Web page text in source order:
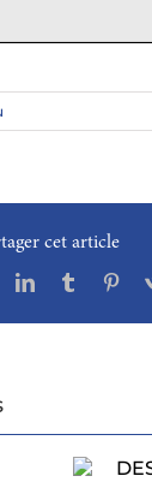
cet article
LinkedInTumblr